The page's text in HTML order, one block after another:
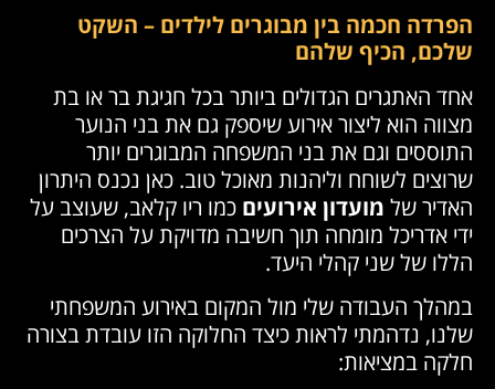
הפרדה חכמה בין מבוגרים לילדים – השקט
שלכם, הכיף שלהם
אחד האתגרים הגדולים ביותר בכל חגיגת בר או בת
מצווה הוא ליצור אירוע שיספק גם את בני הנוער
התוססים וגם את בני המשפחה המבוגרים יותר
שרוצים לשוחח וליהנות מאוכל טוב. כאן נכנס היתרון
האדיר של מועדון אירועים כמו ריו קלאב, שעוצב על
ידי אדריכל מומחה תוך חשיבה מדויקת על הצרכים
הללו של שני קהלי היעד.
במהלך העבודה שלי מול המקום באירוע המשפחתי
שלנו, נדהמתי לראות כיצד החלוקה הזו עובדת בצורה
חלקה במציאות: